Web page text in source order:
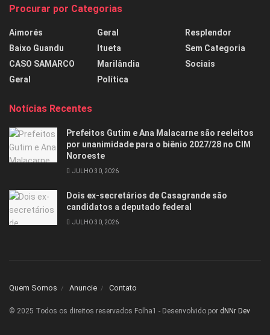
Procurar por Categorias
Aimorés
Baixo Guandu
CASO SAMARCO
Geral
Geral
Itueta
Marilândia
Política
Resplendor
Sem Categoria
Sociais
Notícias Recentes
Prefeitos Gutim e Ana Malacarne são reeleitos
por unanimidade para o biênio 2027/28 no CIM
Noroeste
JULHO 30, 2026
Dois ex-secretários de Casagrande são
candidatos a deputado federal
JULHO 30, 2026
Quem Somos Anuncie Contato
© 2025 Todos os direitos reservados Folha1 - Desenvolvido por dNNr Dev